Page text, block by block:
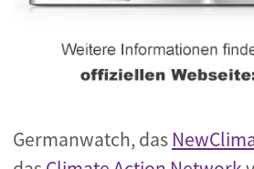
Germanwatch, das